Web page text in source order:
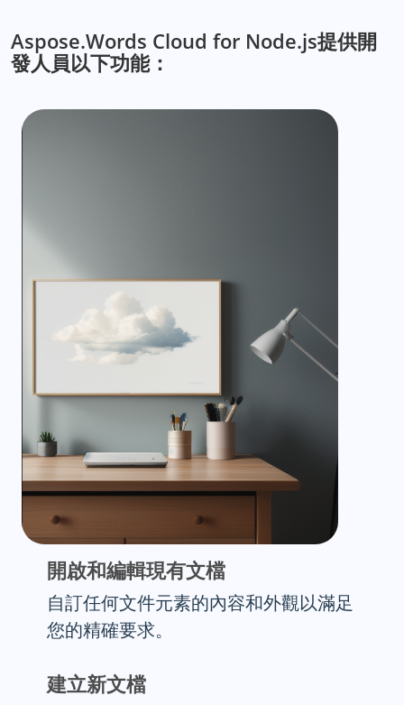
Aspose.Words Cloud for Node.js提供開
發人員以下功能：
開啟和編輯現有文檔
自訂任何文件元素的內容和外觀以滿足
您的精確要求。
建立新文檔